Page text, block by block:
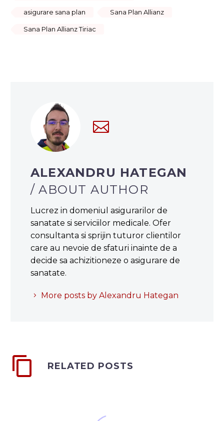
asigurare sana plan Sana Plan Allianz
Sana Plan Allianz Tiriac
ALEXANDRU HATEGAN
/ ABOUT AUTHOR
Lucrez in domeniul asigurarilor de
sanatate si serviciilor medicale. Ofer
consultanta si sprijin tuturor clientilor
care au nevoie de sfaturi inainte de a
decide sa achizitioneze o asigurare de
sanatate.
More posts by Alexandru Hategan
RELATED POSTS